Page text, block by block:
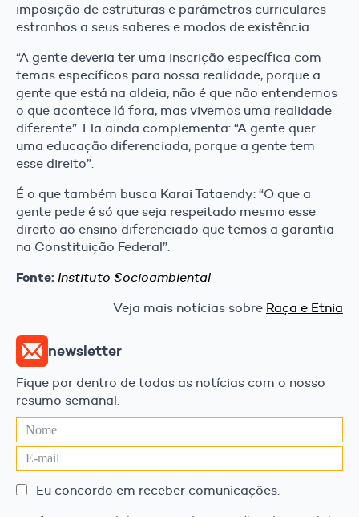
imposição de estruturas e parâmetros curriculares
estranhos a seus saberes e modos de existência.
“A gente deveria ter uma inscrição específica com
temas específicos para nossa realidade, porque a
gente que está na aldeia, não é que não entendemos
o que acontece lá fora, mas vivemos uma realidade
diferente”. Ela ainda complementa: “A gente quer
uma educação diferenciada, porque a gente tem
esse direito”.
É o que também busca Karai Tataendy: “O que a
gente pede é só que seja respeitado mesmo esse
direito ao ensino diferenciado que temos a garantia
na Constituição Federal”.
Fonte: Instituto Socioambiental
Veja mais notícias sobre Raça e Etnia
newsletter
Fique por dentro de todas as notícias com o nosso
resumo semanal.
Eu concordo em receber comunicações.